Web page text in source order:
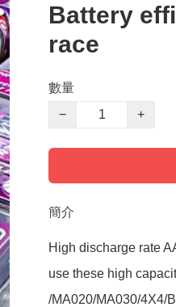
Battery
race
數量
−
+
簡介
High discharge rate
use these high
/MA020/MA030/4X4/